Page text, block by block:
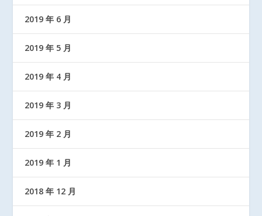
2019 年 6 月
2019 年 5 月
2019 年 4 月
2019 年 3 月
2019 年 2 月
2019 年 1 月
2018 年 12 月